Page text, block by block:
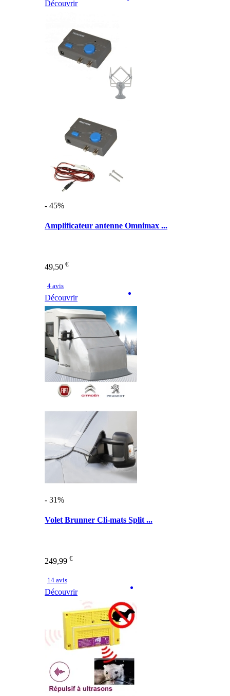
Découvrir
- 45%
Amplificateur antenne Omnimax ...
49,50 €
4 avis
Découvrir
- 31%
Volet Brunner Cli-mats Split ...
249,99 €
14 avis
Découvrir